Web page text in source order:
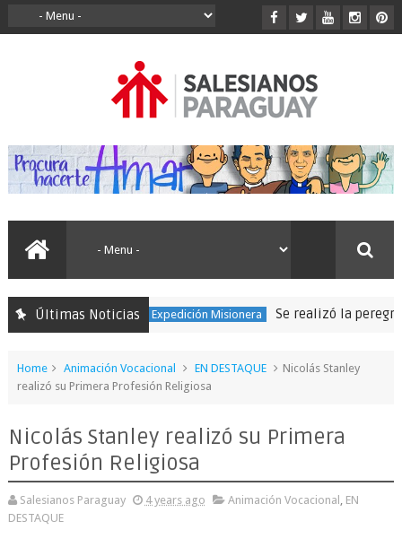
Últimas Noticias
150 Expedición Misionera Se realizó la peregrinación
Home Animación Vocacional EN DESTAQUE
Nicolás Stanley
realizó su Primera Profesión Religiosa
Nicolás Stanley realizó su Primera
Profesión Religiosa
Salesianos Paraguay 4 years ago Animación Vocacional
EN
DESTAQUE